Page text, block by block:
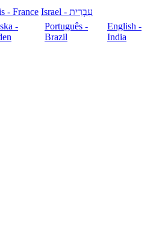
- France
עִבְרִית - Israel
-
Português -
Brazil
English -
India